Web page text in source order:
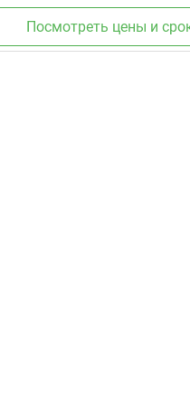
Посмотреть цены и